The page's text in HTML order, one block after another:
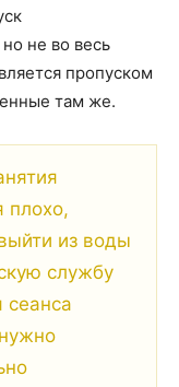
не во весь
пропуском
там же.
плохо,
из воды
службу
сеанса